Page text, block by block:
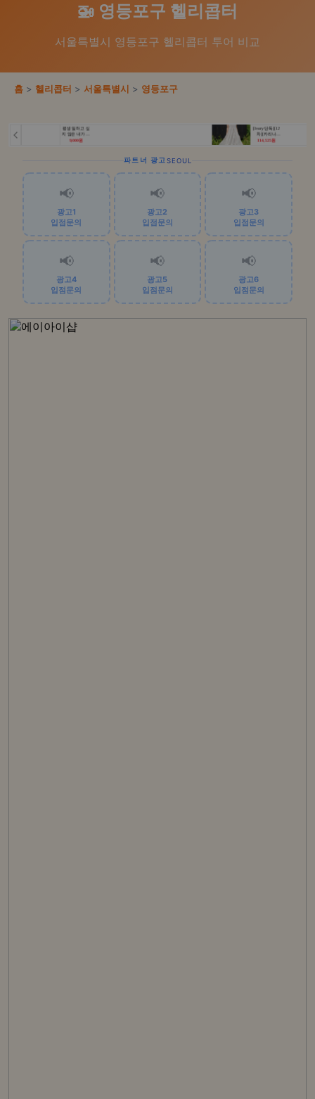
🚁 영등포구 헬리콥터
서울특별시 영등포구 헬리콥터 투어 비교
홈 > 헬리콥터 > 서울특별시 > 영등포구
파트너 광고SEOUL
📢
광고1
입점문의
📢
광고2
입점문의
📢
광고3
입점문의
📢
광고4
입점문의
📢
광고5
입점문의
📢
광고6
입점문의